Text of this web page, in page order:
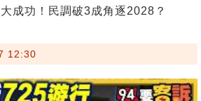
成功！民調破3成角逐2028？
12:30